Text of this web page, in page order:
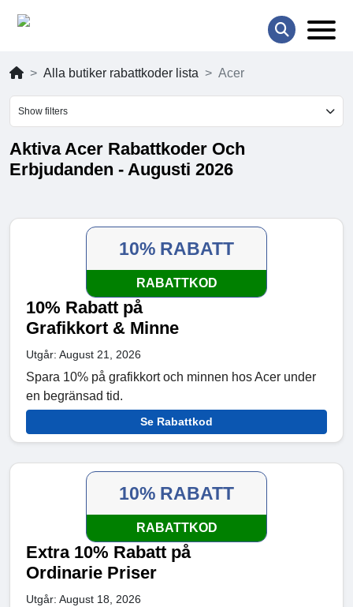
Alla butiker rabattkoder lista Acer
Show filters
Aktiva Acer Rabattkoder Och
Erbjudanden - Augusti 2026
10% RABATT
RABATTKOD
10% Rabatt på
Grafikkort & Minne
Utgår: August 21, 2026
Spara 10% på grafikkort och minnen hos Acer under
en begränsad tid.
Se Rabattkod
10% RABATT
RABATTKOD
Extra 10% Rabatt på
Ordinarie Priser
Utgår: August 18, 2026